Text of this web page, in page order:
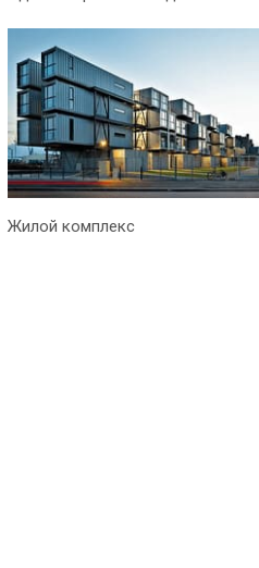
Жилой комплекс